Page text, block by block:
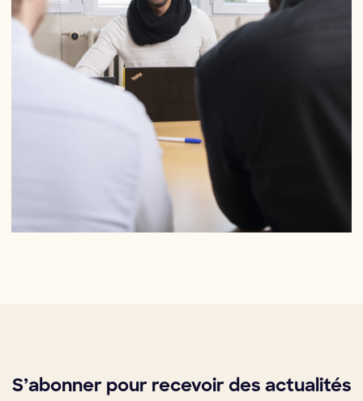
S’abonner pour recevoir des actualités